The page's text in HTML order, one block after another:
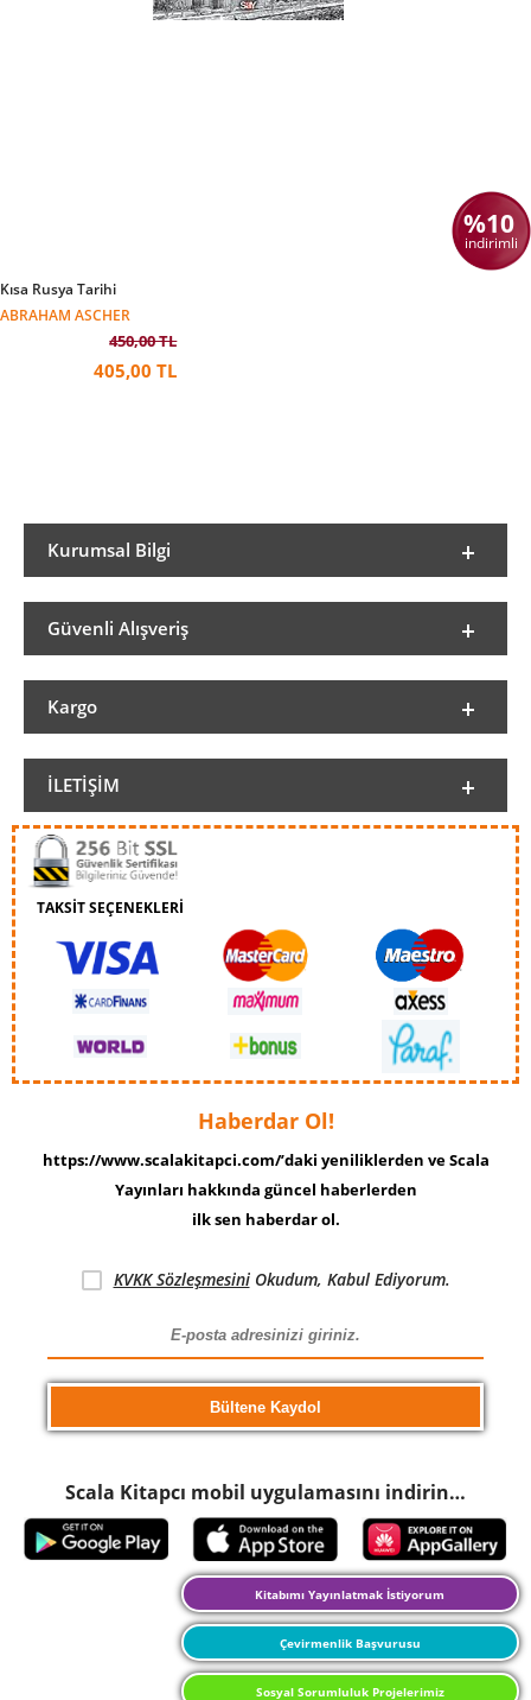
%10
indirimli
Kısa Rusya Tarihi
ABRAHAM ASCHER
450,00 TL
405,00 TL
Kurumsal Bilgi
Güvenli Alışveriş
Kargo
İLETIŞIM
TAKSİT SEÇENEKLERİ
Haberdar Ol!
https://www.scalakitapci.com/’daki yeniliklerden ve Scala
Yayınları hakkında güncel haberlerden
ilk sen haberdar ol.
KVKK SözleşmesiniOkudum, Kabul Ediyorum.
Scala Kitapcı mobil uygulamasını indirin…
Kitabımı Yayınlatmak İstiyorum
Çevirmenlik Başvurusu
Sosyal Sorumluluk Projelerimiz